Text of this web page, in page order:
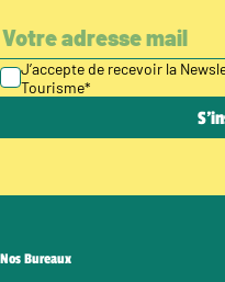
J’accepte de recevoir la
Tourisme*
Nos Bureaux